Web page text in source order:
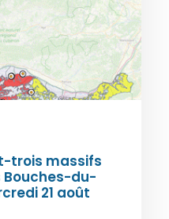
trois massifs
du-
21 août